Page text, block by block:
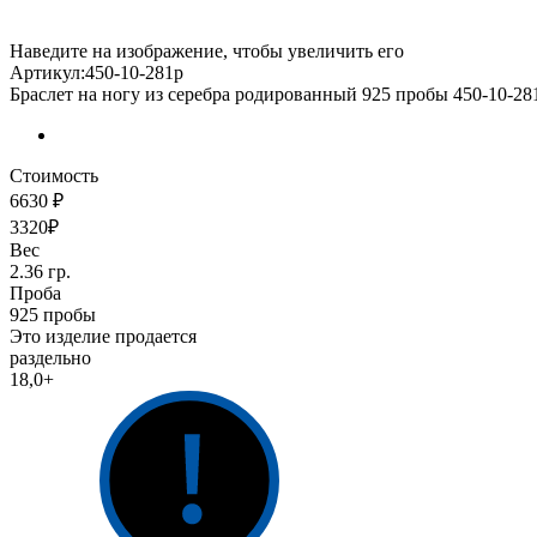
Наведите на изображение, чтобы увеличить его
Артикул:450-10-281р
Браслет на ногу из серебра родированный 925 пробы 450-10-
Стоимость
6630 ₽
3320₽
Вес
2.36 гр.
Проба
925 пробы
Это изделие продается
раздельно
18,0+